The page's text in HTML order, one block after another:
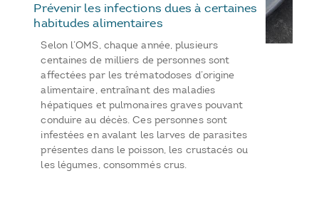
Prévenir les infections dues à certaines
habitudes alimentaires
Selon l’OMS, chaque année, plusieurs
centaines de milliers de personnes sont
affectées par les trématodoses d’origine
alimentaire, entraînant des maladies
hépatiques et pulmonaires graves pouvant
conduire au décès. Ces personnes sont
infestées en avalant les larves de parasites
présentes dans le poisson, les crustacés ou
les légumes, consommés crus.